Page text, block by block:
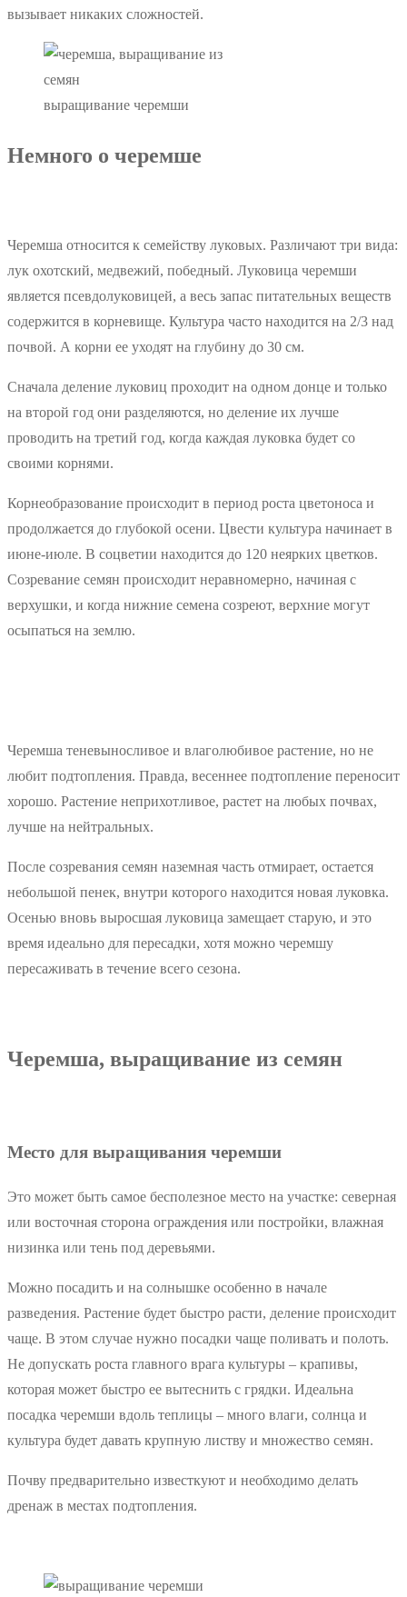
вызывает никаких сложностей.
выращивание черемши
Немного о черемше
Черемша относится к семейству луковых. Различают три вида:
лук охотский, медвежий, победный. Луковица черемши
является псевдолуковицей, а весь запас питательных веществ
содержится в корневище. Культура часто находится на 2/3 над
почвой. А корни ее уходят на глубину до 30 см.
Сначала деление луковиц проходит на одном донце и только
на второй год они разделяются, но деление их лучше
проводить на третий год, когда каждая луковка будет со
своими корнями.
Корнеобразование происходит в период роста цветоноса и
продолжается до глубокой осени. Цвести культура начинает в
июне-июле. В соцветии находится до 120 неярких цветков.
Созревание семян происходит неравномерно, начиная с
верхушки, и когда нижние семена созреют, верхние могут
осыпаться на землю.
Черемша теневыносливое и влаголюбивое растение, но не
любит подтопления. Правда, весеннее подтопление переносит
хорошо. Растение неприхотливое, растет на любых почвах,
лучше на нейтральных.
После созревания семян наземная часть отмирает, остается
небольшой пенек, внутри которого находится новая луковка.
Осенью вновь выросшая луковица замещает старую, и это
время идеально для пересадки, хотя можно черемшу
пересаживать в течение всего сезона.
Черемша, выращивание из семян
Место для выращивания черемши
Это может быть самое бесполезное место на участке: северная
или восточная сторона ограждения или постройки, влажная
низинка или тень под деревьями.
Можно посадить и на солнышке особенно в начале
разведения. Растение будет быстро расти, деление происходит
чаще. В этом случае нужно посадки чаще поливать и полоть.
Не допускать роста главного врага культуры – крапивы,
которая может быстро ее вытеснить с грядки. Идеальна
посадка черемши вдоль теплицы – много влаги, солнца и
культура будет давать крупную листву и множество семян.
Почву предварительно известкуют и необходимо делать
дренаж в местах подтопления.